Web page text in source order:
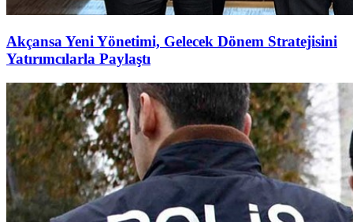
Akçansa Yeni Yönetimi, Gelecek Dönem Stratejisini
Yatırımcılarla Paylaştı